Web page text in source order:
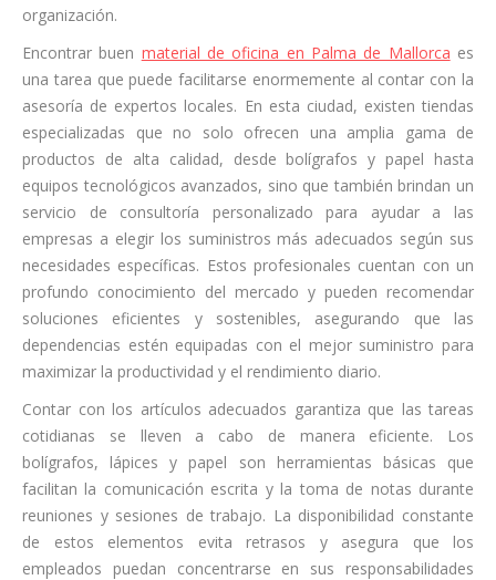
organización.
Encontrar buen material de oficina en Palma de Mallorca es
una tarea que puede facilitarse enormemente al contar con la
asesoría de expertos locales. En esta ciudad, existen tiendas
especializadas que no solo ofrecen una amplia gama de
productos de alta calidad, desde bolígrafos y papel hasta
equipos tecnológicos avanzados, sino que también brindan un
servicio de consultoría personalizado para ayudar a las
empresas a elegir los suministros más adecuados según sus
necesidades específicas. Estos profesionales cuentan con un
profundo conocimiento del mercado y pueden recomendar
soluciones eficientes y sostenibles, asegurando que las
dependencias estén equipadas con el mejor suministro para
maximizar la productividad y el rendimiento diario.
Contar con los artículos adecuados garantiza que las tareas
cotidianas se lleven a cabo de manera eficiente. Los
bolígrafos, lápices y papel son herramientas básicas que
facilitan la comunicación escrita y la toma de notas durante
reuniones y sesiones de trabajo. La disponibilidad constante
de estos elementos evita retrasos y asegura que los
empleados puedan concentrarse en sus responsabilidades